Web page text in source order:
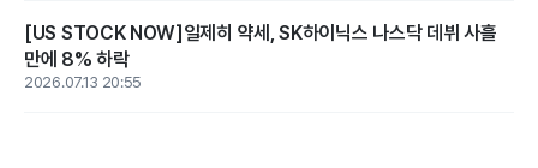
[US STOCK NOW]일제히 약세, SK하이닉스 나스닥 데뷔 사흘
만에 8% 하락
2026.07.13 20:55